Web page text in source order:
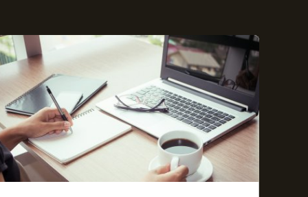
Wir wissen, dass guter Service den Unterschied
machen: